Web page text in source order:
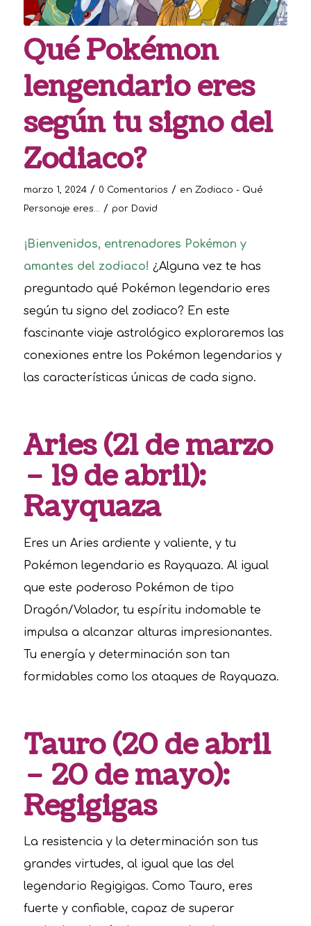
Qué Pokémon
lengendario eres
según tu signo del
Zodiaco?
marzo 1, 2024 / 0 Comentarios / en Zodiaco - Qué
Personaje eres... / por David
¡Bienvenidos, entrenadores Pokémon y
amantes del zodiaco! ¿Alguna vez te has
preguntado qué Pokémon legendario eres
según tu signo del zodiaco? En este
fascinante viaje astrológico exploraremos las
conexiones entre los Pokémon legendarios y
las características únicas de cada signo.
Aries (21 de marzo
– 19 de abril):
Rayquaza
Eres un Aries ardiente y valiente, y tu
Pokémon legendario es Rayquaza. Al igual
que este poderoso Pokémon de tipo
Dragón/Volador, tu espíritu indomable te
impulsa a alcanzar alturas impresionantes.
Tu energía y determinación son tan
formidables como los ataques de Rayquaza.
Tauro (20 de abril
– 20 de mayo):
Regigigas
La resistencia y la determinación son tus
grandes virtudes, al igual que las del
legendario Regigigas. Como Tauro, eres
fuerte y confiable, capaz de superar